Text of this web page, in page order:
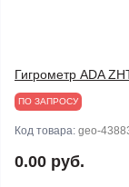
Гигрометр ADA
ПО ЗАПРОСУ
Код товара: geo-
0.00 руб.